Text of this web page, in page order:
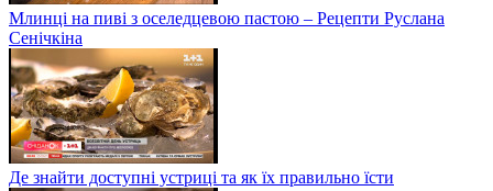
Млинці на пиві з оселедцевою пастою – Рецепти Руслана
Сенічкіна
Де знайти доступні устриці та як їх правильно їсти